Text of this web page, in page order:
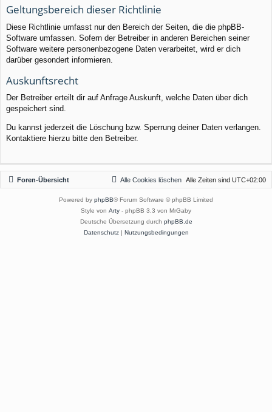
Geltungsbereich dieser Richtlinie
Diese Richtlinie umfasst nur den Bereich der Seiten, die die phpBB-
Software umfassen. Sofern der Betreiber in anderen Bereichen seiner
Software weitere personenbezogene Daten verarbeitet, wird er dich
darüber gesondert informieren.
Auskunftsrecht
Der Betreiber erteilt dir auf Anfrage Auskunft, welche Daten über dich
gespeichert sind.
Du kannst jederzeit die Löschung bzw. Sperrung deiner Daten verlangen.
Kontaktiere hierzu bitte den Betreiber.
Foren-Übersicht Alle Zeiten sind UTC+02:00
Alle Cookies löschen
Powered by phpBB® Forum Software © phpBB Limited
Style von Arty - phpBB 3.3 von MrGaby
Deutsche Übersetzung durch phpBB.de
Datenschutz| Nutzungsbedingungen